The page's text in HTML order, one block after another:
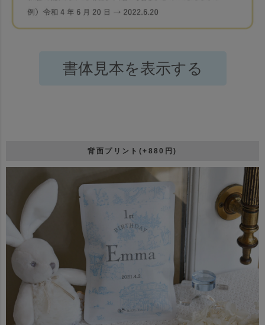
書体見本を表示する
背面プリント(+880円)